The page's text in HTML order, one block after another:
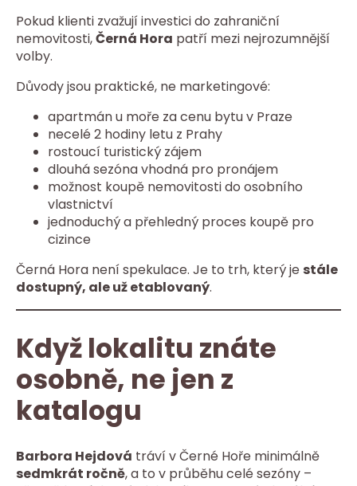
Pokud klienti zvažují investici do zahraniční
nemovitosti,Černá Hora patří mezi nejrozumnější
volby.
Důvody jsou praktické, ne marketingové:
apartmán u moře za cenu bytu v Praze
necelé 2 hodiny letu z Prahy
rostoucí turistický zájem
dlouhá sezóna vhodná pro pronájem
možnost koupě nemovitosti do osobního
vlastnictví
jednoduchý a přehledný proces koupě pro
cizince
Černá Hora není spekulace. Je to trh, který je stále
dostupný, ale už etablovaný.
Když lokalitu znáte
osobně, ne jen z
katalogu
Barbora Hejdová tráví v Černé Hoře minimálně
sedmkrát ročně, a to v průběhu celé sezóny –